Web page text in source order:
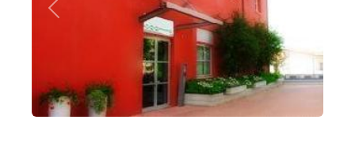
Zurück